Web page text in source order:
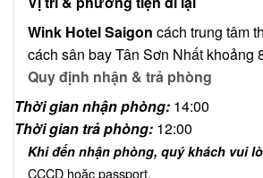
Wink Hotel Saigon cách trung tâm
cách sân bay Tân Sơn Nhất khoảng
Quy định nhận & trả phòng
Thời gian nhận phòng: 14:00
Thời gian trả phòng: 12:00
Khi đến nhận phòng, quý khách vui
CCCD hoặc passport.